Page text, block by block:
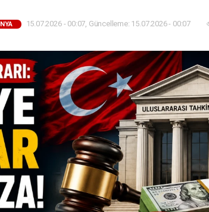
15.07.2026 - 00:07, Güncelleme: 15.07.2026 - 00:07